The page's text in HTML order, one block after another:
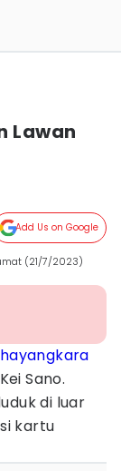
Lawan
Add Us on Google
(21/7/2023)
Sano.
di luar
kartu